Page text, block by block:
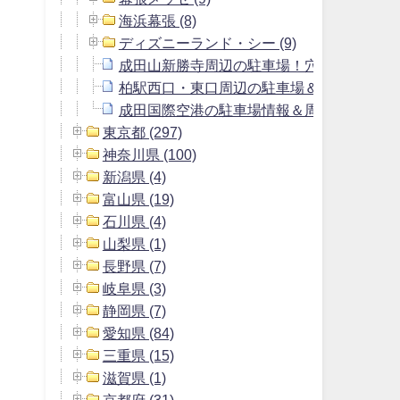
海浜幕張 (8)
ディズニーランド・シー (9)
成田山新勝寺周辺の駐車場！穴場や料金無
柏駅西口・東口周辺の駐車場＆最大料金の
成田国際空港の駐車場情報＆周辺にある格
東京都 (297)
神奈川県 (100)
新潟県 (4)
富山県 (19)
石川県 (4)
山梨県 (1)
長野県 (7)
岐阜県 (3)
静岡県 (7)
愛知県 (84)
三重県 (15)
滋賀県 (1)